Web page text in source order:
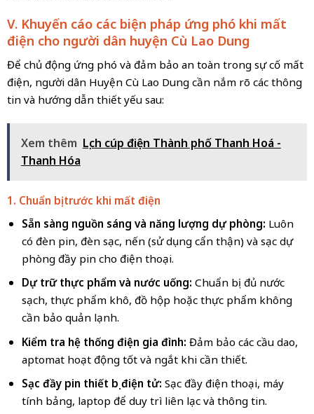
V. Khuyến cáo các biện pháp ứng phó khi mất
điện cho người dân huyện Cù Lao Dung
Để chủ động ứng phó và đảm bảo an toàn trong sự cố mất
điện, người dân Huyện Cù Lao Dung cần nắm rõ các thông
tin và hướng dẫn thiết yếu sau:
Xem thêm Lịch cúp điện Thành phố Thanh Hoá -
Thanh Hóa
1. Chuẩn bị trước khi mất điện
Sẵn sàng nguồn sáng và năng lượng dự phòng: Luôn
có đèn pin, đèn sạc, nến (sử dụng cẩn thận) và sạc dự
phòng đầy pin cho điện thoại.
Dự trữ thực phẩm và nước uống: Chuẩn bị đủ nước
sạch, thực phẩm khô, đồ hộp hoặc thực phẩm không
cần bảo quản lạnh.
Kiểm tra hệ thống điện gia đình: Đảm bảo các cầu dao,
aptomat hoạt động tốt và ngắt khi cần thiết.
Sạc đầy pin thiết bị điện tử: Sạc đầy điện thoại, máy
tính bảng, laptop để duy trì liên lạc và thông tin.